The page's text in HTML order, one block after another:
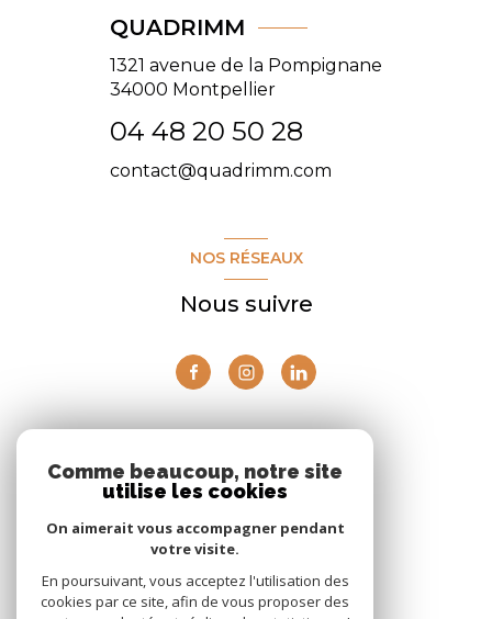
QUADRIMM
1321 avenue de la Pompignane
34000 Montpellier
04 48 20 50 28
contact@quadrimm.com
NOS RÉSEAUX
Nous suivre
Nous adhérons
Comme beaucoup, notre site
utilise les cookies
On aimerait vous accompagner pendant
votre visite.
En poursuivant, vous acceptez l'utilisation des
cookies par ce site, afin de vous proposer des